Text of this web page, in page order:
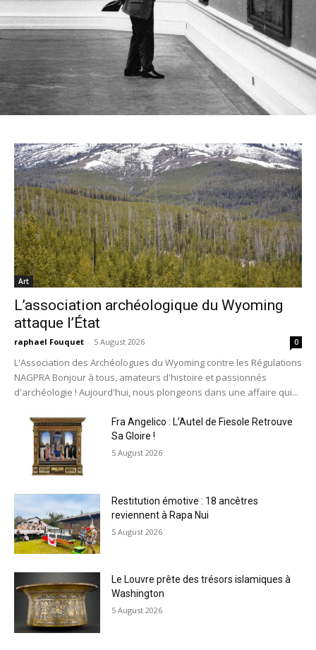
Art
L’association archéologique du Wyoming
attaque l’État
raphael Fouquet - 5 August 2026 0
L'Association des Archéologues du Wyoming contre les Régulations
NAGPRA Bonjour à tous, amateurs d'histoire et passionnés
d'archéologie ! Aujourd'hui, nous plongeons dans une affaire qui...
Fra Angelico : L’Autel de Fiesole Retrouve
Sa Gloire !
5 August 2026
Restitution émotive : 18 ancêtres
reviennent à Rapa Nui
5 August 2026
Le Louvre prête des trésors islamiques à
Washington
5 August 2026